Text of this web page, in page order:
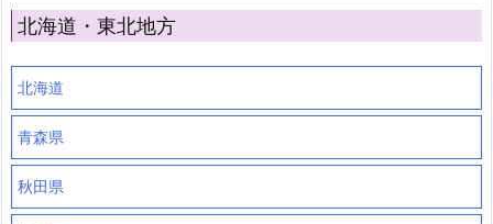
北海道・東北地方
北海道
青森県
秋田県